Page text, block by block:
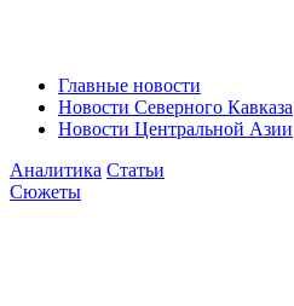
Главные новости
Новости Северного Кавказа
Новости Центральной Азии
Аналитика Статьи
Сюжеты